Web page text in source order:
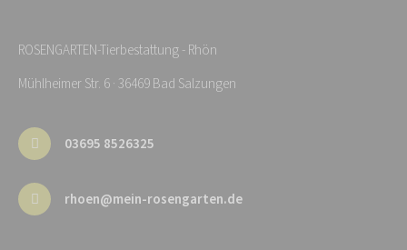
ROSENGARTEN-Tierbestattung - Rhön
Mühlheimer Str. 6 · 36469 Bad Salzungen
03695 8526325
rhoen@mein-rosengarten.de